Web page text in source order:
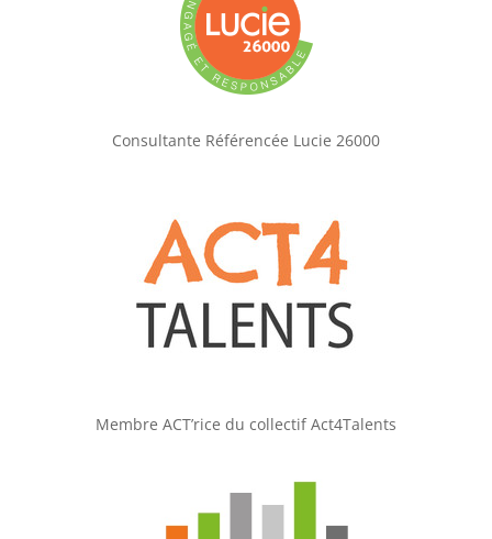
Consultante Référencée Lucie 26000
Membre ACT’rice du collectif Act4Talents